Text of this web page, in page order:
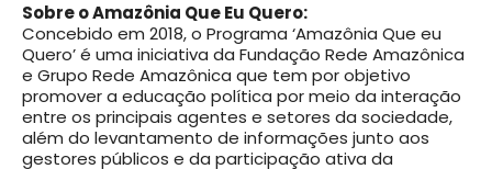
Sobre o Amazônia Que Eu Quero:
Concebido em 2018, o Programa ‘Amazônia Que eu
Quero’ é uma iniciativa da Fundação Rede Amazônica
e Grupo Rede Amazônica que tem por objetivo
promover a educação política por meio da interação
entre os principais agentes e setores da sociedade,
além do levantamento de informações junto aos
gestores públicos e da participação ativa da